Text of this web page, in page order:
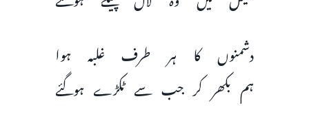
دشمنوں کا ہر طرف غلبہ ہوا
ہم بکھر کر جب سے ٹکڑے ہوگئے